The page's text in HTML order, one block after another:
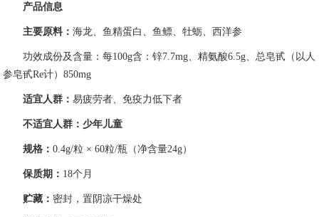
产品信息
主要原料：海龙、鱼精蛋白、鱼鳔、牡蛎、西洋参
功效成份及含量：每100g含：锌7.7mg、精氨酸6.5g、总皂甙（以人
参皂甙Re计）850mg
适宜人群：易疲劳者、免疫力低下者
不适宜人群：少年儿童
规格：0.4g/粒 × 60粒/瓶（净含量24g）
保质期： 18个月
贮藏： 密封，置阴凉干燥处